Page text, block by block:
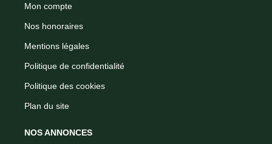
Mon compte
Nos honoraires
Mentions légales
Politique de confidentialité
Politique des cookies
Plan du site
NOS ANNONCES